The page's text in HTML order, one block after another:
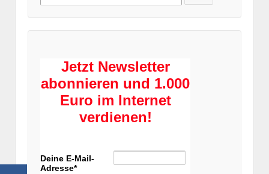
for:
Jetzt Newsletter
abonnieren und 1.000
Euro im Internet
verdienen!
Deine E-Mail-
Adresse*